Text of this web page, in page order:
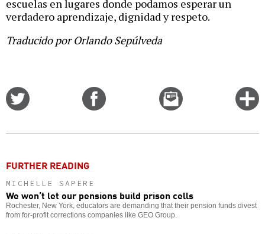
escuelas en lugares donde podamos esperar un
verdadero aprendizaje, dignidad y respeto.
Traducido por Orlando Sepúlveda
Email
this
FURTHER READING
MICHELLE SAPERE
We won’t let our pensions build prison cells
Rochester, New York, educators are demanding that their pension funds divest
from for-profit corrections companies like GEO Group.